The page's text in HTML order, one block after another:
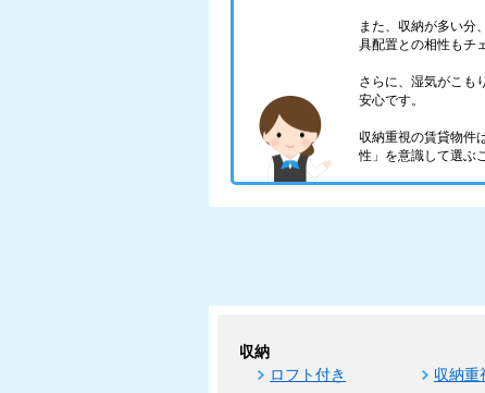
また、収納が多い分
具配置との相性もチ
さらに、湿気がこも
安心です。
収納重視の賃貸物件
性」を意識して選ぶ
収納
ロフト付き 収納重